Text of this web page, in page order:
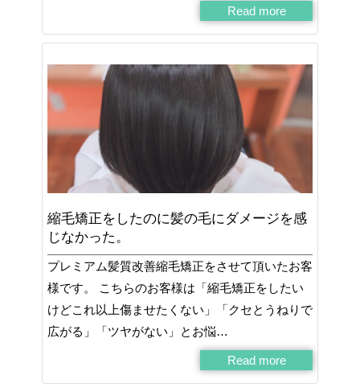
Read more
縮毛矯正をしたのに髪の毛にダメージを感
じなかった。
プレミアム髪質改善縮毛矯正をさせて頂いたお客
様です。 こちらのお客様は「縮毛矯正をしたい
けどこれ以上傷ませたくない」「クセとうねりで
広がる」「ツヤがない」とお悩…
Read more